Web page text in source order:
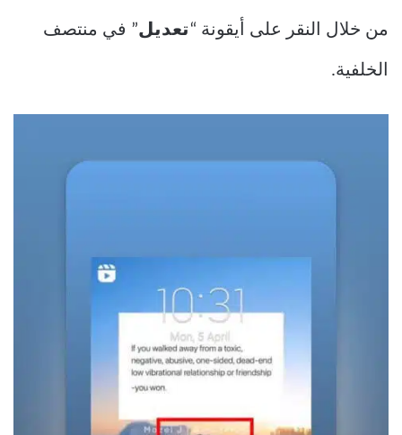
من خلال النقر على أيقونة “ تعديل” في منتصف
الخلفية.